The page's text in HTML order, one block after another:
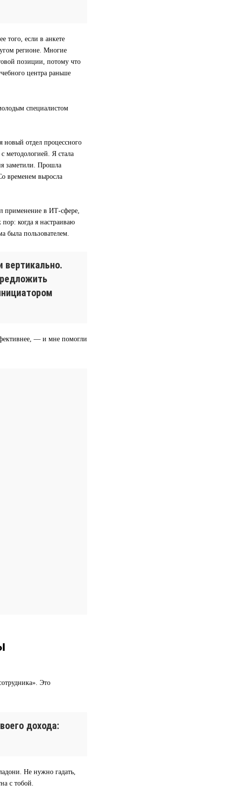
того, если в анкете
регионе. Многие
позиции, потому что
центра раньше
специалистом
новый отдел процессного
методологией. Я стала
заметили. Прошла
временем выросла
применение в ИТ-сфере,
когда я настраиваю
была пользователем.
вертикально.
— и мне помогли
Это
дохода:
Не нужно гадать,
с тобой.